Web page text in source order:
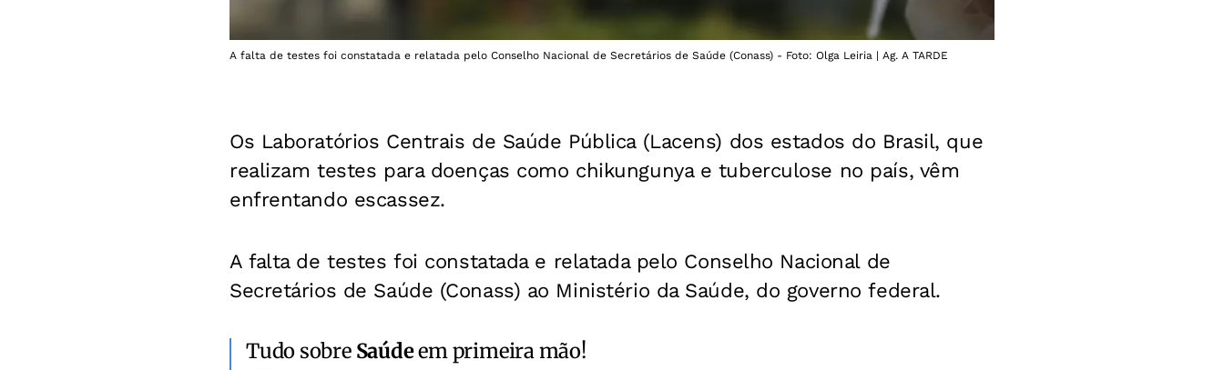
A falta de testes foi constatada e relatada pelo Conselho Nacional de Secretários de Saúde (Conass) - Foto: Olga Leiria | Ag. A TARDE
Os Laboratórios Centrais de Saúde Pública (Lacens) dos estados do Brasil, que
realizam testes para doenças como chikungunya e tuberculose no país, vêm
enfrentando escassez.
A falta de testes foi constatada e relatada pelo Conselho Nacional de
Secretários de Saúde (Conass) ao Ministério da Saúde, do governo federal.
Tudo sobre Saúdeem primeira mão!